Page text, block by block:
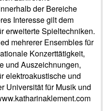
der Bereiche
Interesse gilt dem
erweiterte Spieltechniken.
mehrerer Ensembles für
Konzerttätigkeit,
und Auszeichnungen,
elektroakustische und
Universität für Musik und